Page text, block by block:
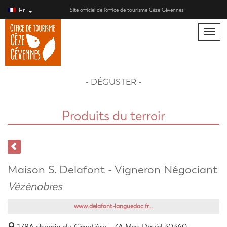
Fr Site officiel de l’office de tourisme Cèze Cévennes
Toggle
- DÉGUSTER -
Produits du terroir
Maison S. Delafont - Vigneron Négociant
Vézénobres
www.delafont-languedoc.fr...